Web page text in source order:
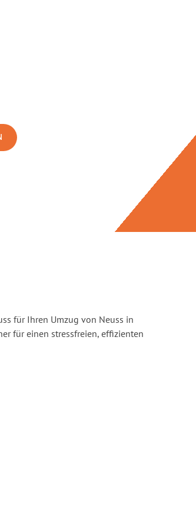
für Ihren Umzug von Neuss in
für einen stressfreien, effizienten